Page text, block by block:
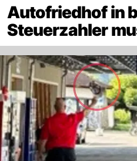
Autofriedhof in
Steuerzahler